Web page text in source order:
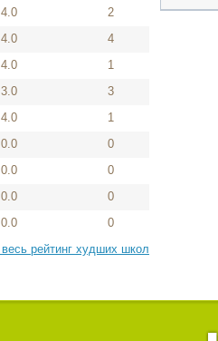
4.0
2
4.0
4
4.0
1
3.0
3
4.0
1
0.0
0
0.0
0
0.0
0
0.0
0
рейтинг худших школ